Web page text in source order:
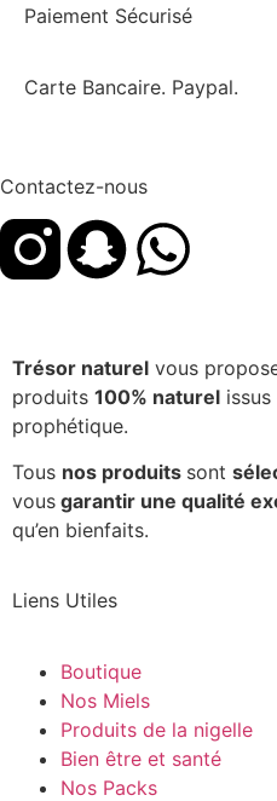
Paiement Sécurisé
Carte Bancaire. Paypal.
Contactez-nous
Trésor naturel vous
produits 100% naturel
prophétique.
Tous nos produits sont
vous garantir une qualité
qu’en bienfaits.
Liens Utiles
Boutique
Nos Miels
Produits de la nigelle
Bien être et santé
Nos Packs